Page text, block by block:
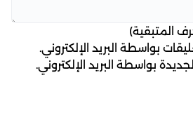
المتبقية)
بواسطة البريد الإلكتروني.
بواسطة البريد الإلكتروني.